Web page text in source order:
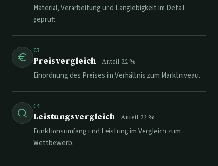
Material, Verarbeitung und Langlebigkeit im Detail
geprüft.
03
Preisvergleich Anteil 22%
Einordnung des Preises im Verhältnis zum Marktniveau.
04
Leistungsvergleich Anteil 22%
Funktionsumfang und Leistung im Vergleich zum
Wettbewerb.